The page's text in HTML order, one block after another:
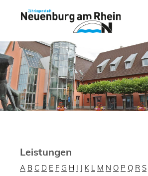
Leistungen
A B C D E F G H I J K L M N O P Q R S